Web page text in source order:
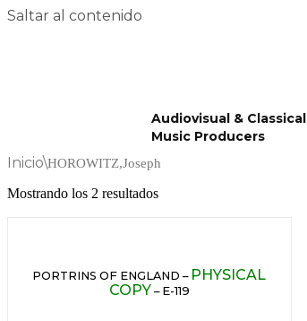
Saltar al contenido
Audiovisual & Classical
Music Producers
Inicio\HOROWITZ,Joseph
Mostrando los 2 resultados
PORTRINS OF ENGLAND – PHYSICAL
COPY – E-119